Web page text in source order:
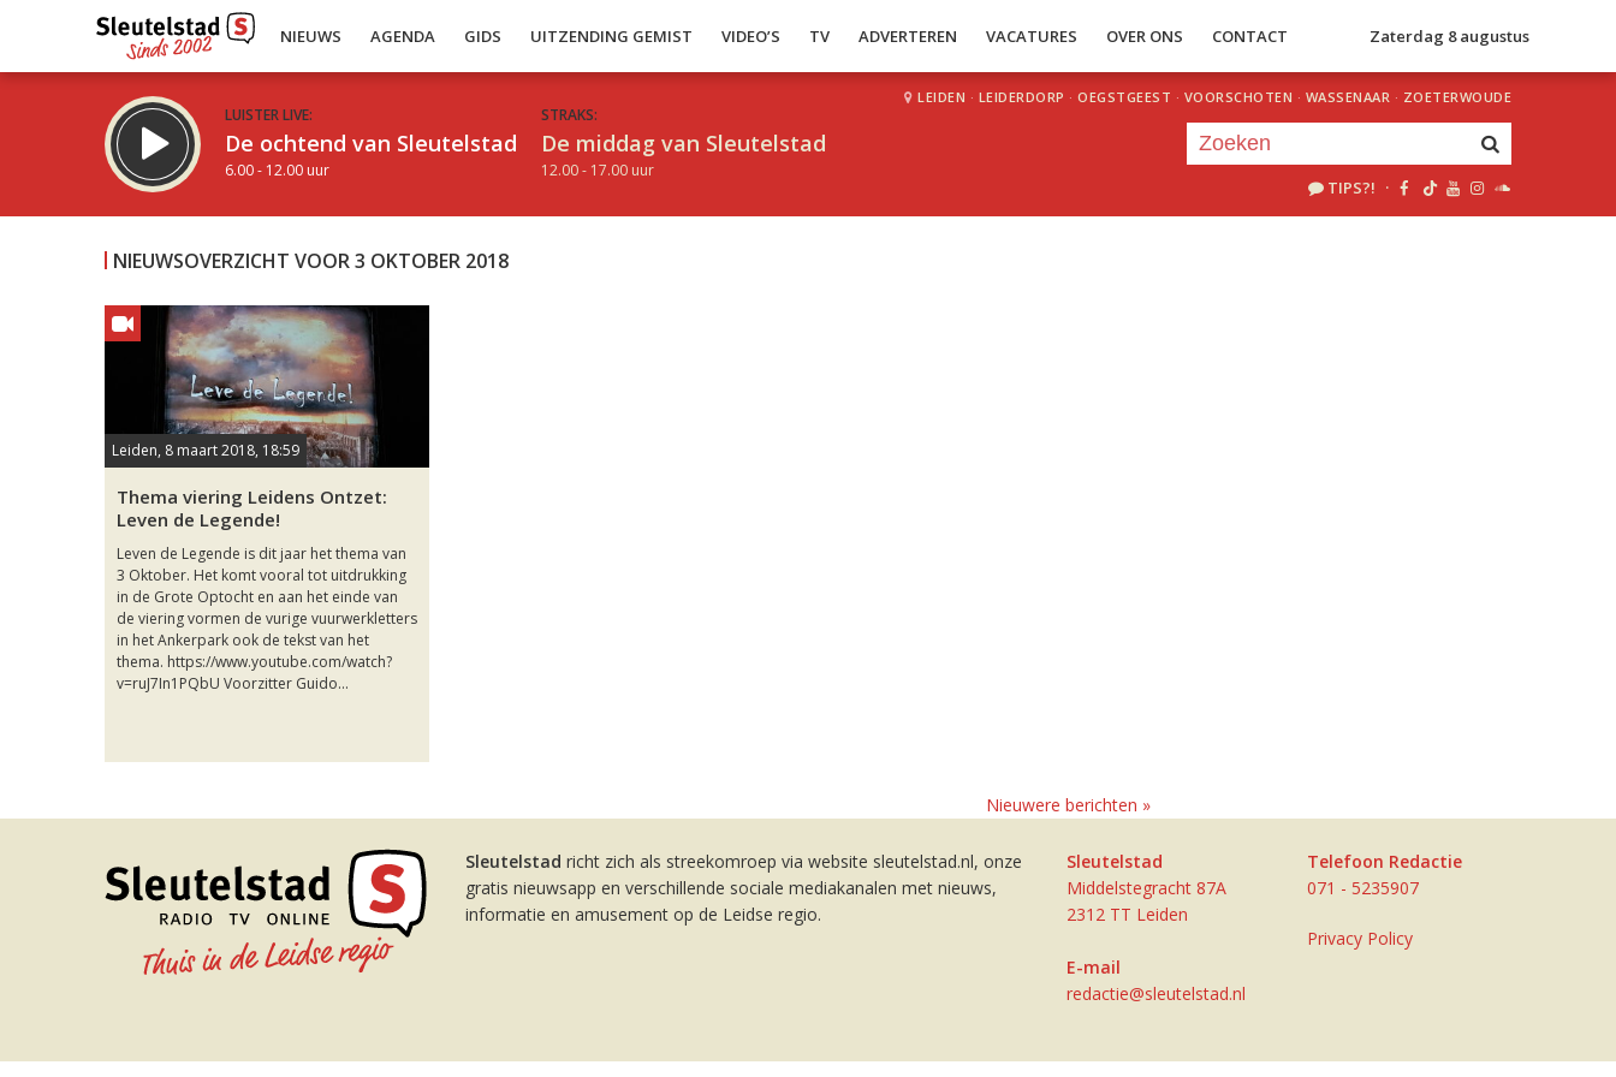
NIEUWS AGENDA GIDS UITZENDING GEMIST VIDEO’S TV ADVERTEREN VACATURES OVER ONS CONTACT Zaterdag 8 augustus
LUISTER LIVE:
De ochtend van Sleutelstad
6.00 - 12.00 uur
STRAKS:
De middag van Sleutelstad
12.00 - 17.00 uur
LEIDEN · LEIDERDORP · OEGSTGEEST · VOORSCHOTEN · WASSENAAR · ZOETERWOUDE
TIPS?! ·
Inklappen
NIEUWSOVERZICHT VOOR 3 OKTOBER 2018
Leiden, 8 maart 2018, 18:59
Thema viering Leidens Ontzet:
Leven de Legende!
Leven de Legende is dit jaar het thema van
3 Oktober. Het komt vooral tot uitdrukking
in de Grote Optocht en aan het einde van
de viering vormen de vurige vuurwerkletters
in het Ankerpark ook de tekst van het
thema. https://www.youtube.com/watch?
v=ruJ7In1PQbU Voorzitter Guido...
Nieuwere berichten »
Sleutelstad richt zich als streekomroep via website sleutelstad.nl, onze
gratis nieuwsapp en verschillende sociale mediakanalen met nieuws,
informatie en amusement op de Leidse regio.
Sleutelstad
Middelstegracht 87A
2312 TT Leiden
E-mail
redactie@sleutelstad.nl
Telefoon Redactie
071 - 5235907
Privacy Policy